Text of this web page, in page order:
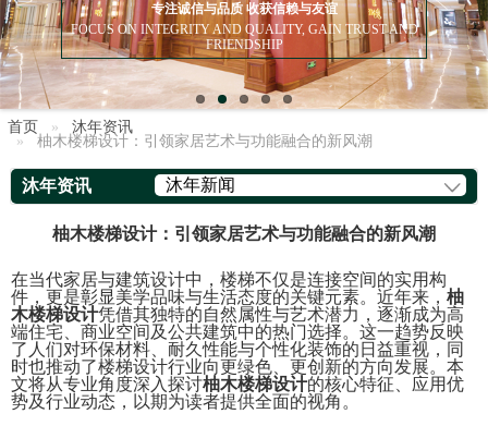
专注诚信与品质 收获信赖与友谊
FOCUS ON INTEGRITY AND QUALITY, GAIN TRUST AND
FRIENDSHIP
首页
沐年资讯
柚木楼梯设计：引领家居艺术与功能融合的新风潮
沐年资讯 沐年新闻
柚木楼梯设计：引领家居艺术与功能融合的新风潮
在当代家居与建筑设计中，楼梯不仅是连接空间的实用构
件，更是彰显美学品味与生活态度的关键元素。近年来， 柚
木楼梯设计凭借其独特的自然属性与艺术潜力，逐渐成为高
端住宅、商业空间及公共建筑中的热门选择。这一趋势反映
了人们对环保材料、耐久性能与个性化装饰的日益重视，同
时也推动了楼梯设计行业向更绿色、更创新的方向发展。本
文将从专业角度深入探讨柚木楼梯设计的核心特征、应用优
势及行业动态，以期为读者提供全面的视角。